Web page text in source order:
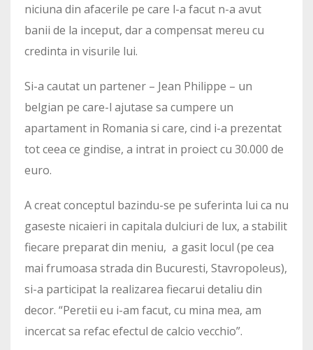
niciuna din afacerile pe care l-a facut n-a avut
banii de la inceput, dar a compensat mereu cu
credinta in visurile lui.
Si-a cautat un partener – Jean Philippe – un
belgian pe care-l ajutase sa cumpere un
apartament in Romania si care, cind i-a prezentat
tot ceea ce gindise, a intrat in proiect cu 30.000 de
euro.
A creat conceptul bazindu-se pe suferinta lui ca nu
gaseste nicaieri in capitala dulciuri de lux, a stabilit
fiecare preparat din meniu, a gasit locul (pe cea
mai frumoasa strada din Bucuresti, Stavropoleus),
si-a participat la realizarea fiecarui detaliu din
decor. “Peretii eu i-am facut, cu mina mea, am
incercat sa refac efectul de calcio vecchio”.